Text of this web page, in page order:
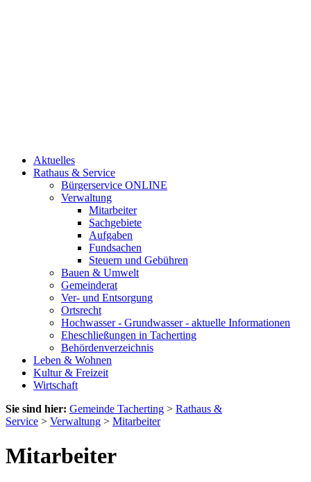
Aktuelles
Rathaus & Service
Bürgerservice ONLINE
Verwaltung
Mitarbeiter
Sachgebiete
Aufgaben
Fundsachen
Steuern und Gebühren
Bauen & Umwelt
Gemeinderat
Ver- und Entsorgung
Ortsrecht
Hochwasser - Grundwasser - aktuelle Informationen
Eheschließungen in Tacherting
Behördenverzeichnis
Leben & Wohnen
Kultur & Freizeit
Wirtschaft
Sie sind hier: Gemeinde Tacherting > Rathaus &
Service > Verwaltung > Mitarbeiter
Mitarbeiter